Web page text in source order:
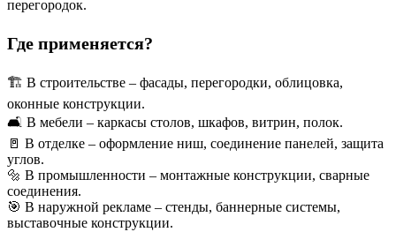
перегородок.
Где применяется?
🏗 В строительстве – фасады, перегородки, облицовка,
оконные конструкции.
🛋 В мебели – каркасы столов, шкафов, витрин, полок.
🚪 В отделке – оформление ниш, соединение панелей, защита
углов.
🔩 В промышленности – монтажные конструкции, сварные
соединения.
🎯 В наружной рекламе – стенды, баннерные системы,
выставочные конструкции.